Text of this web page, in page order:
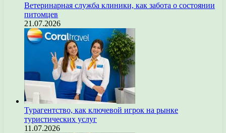
Ветеринарная служба клиники, как забота о состоянии
питомцев
21.07.2026
Турагентство, как ключевой игрок на рынке
туристических услуг
11.07.2026